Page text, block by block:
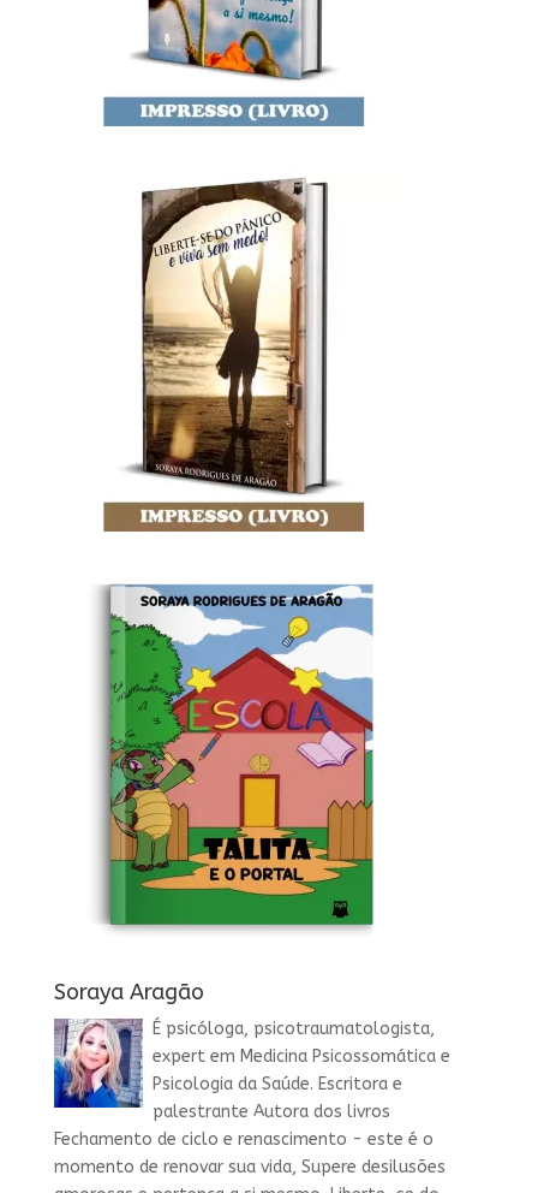
Soraya Aragão
É psicóloga, psicotraumatologista,
expert em Medicina Psicossomática e
Psicologia da Saúde. Escritora e
palestrante Autora dos livros
Fechamento de ciclo e renascimento - este é o
momento de renovar sua vida, Supere desilusões